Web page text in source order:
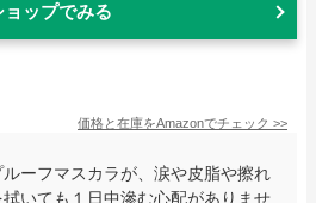
ョップでみる
価格と在庫をAmazonでチェック >>
ーフマスカラが、涙や皮脂や擦れ
いても１日中滲む心配がありませ